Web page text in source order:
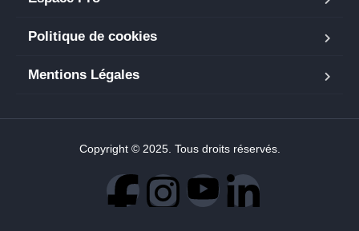
Politique de cookies
Mentions Légales
Copyright © 2025. Tous droits réservés.